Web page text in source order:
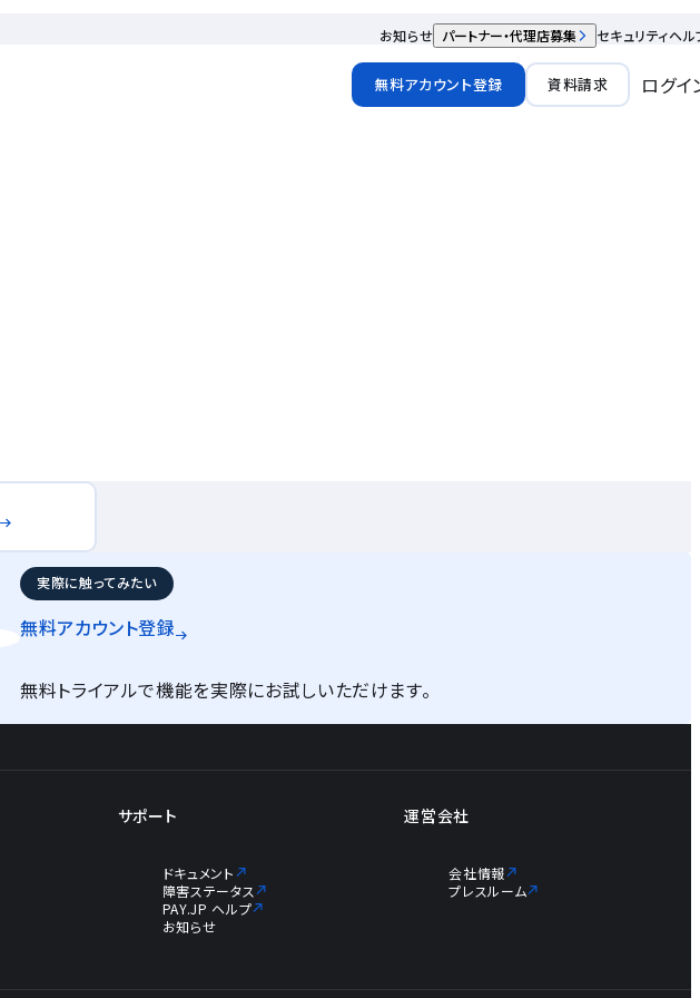
お知らせ パートナー・代理店募集 セキュリティヘル
無料アカウント登録 資料請求 ログイ
実際に触ってみたい
無料アカウント登録
無料トライアルで機能を実際にお試しいただけます。
サポート
ドキュメント
障害ステータス
PAY.JP ヘルプ
お知らせ
運営会社
会社情報
プレスルーム